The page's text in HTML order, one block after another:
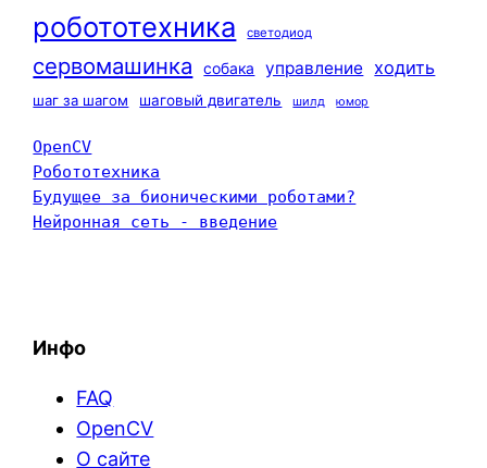
робототехника светодиод
сервомашинка собака управление ходить
шаг за шагом шаговый двигатель шилд юмор
OpenCV
Робототехника
Будущее за бионическими роботами?
Нейронная сеть - введение
Инфо
FAQ
OpenCV
О сайте